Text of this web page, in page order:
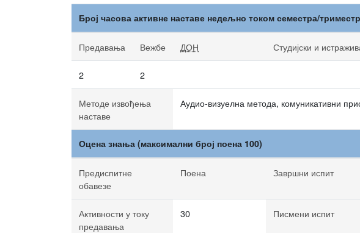
Број часова активне наставе недељно током семестра/
Предавања Вежбе ДОН Студијски и
2 2
Методе извођења
наставе
Аудио-визуелна метода, комуникативни
Оцена знања (максимални број поена 100)
Предиспитне
обавезе
Поена Завршни испит
Активности у току
предавања
30 Писмени испит